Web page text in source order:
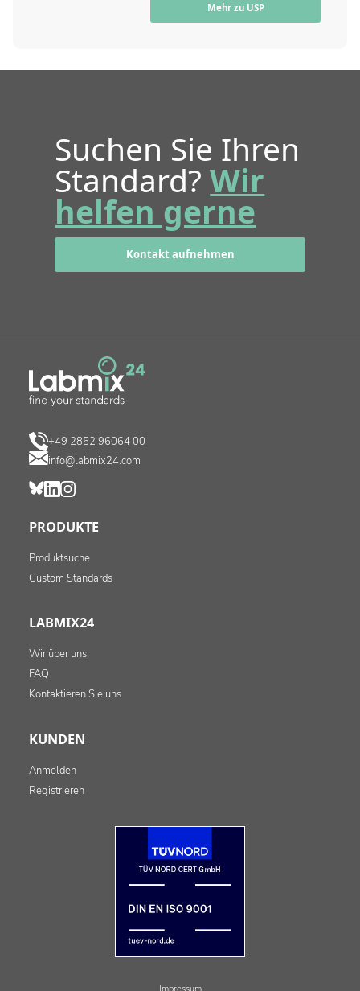
Mehr zu USP
Suchen Sie Ihren
Standard?Wir
helfen gerne
Kontakt aufnehmen
+49 2852 96064 00
info@labmix24.com
PRODUKTE
Produktsuche
Custom Standards
LABMIX24
Wir über uns
FAQ
Kontaktieren Sie uns
KUNDEN
Anmelden
Registrieren